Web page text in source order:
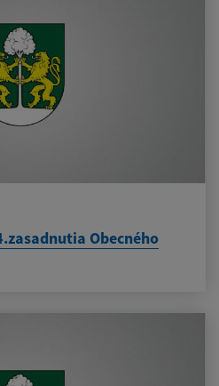
Obecného